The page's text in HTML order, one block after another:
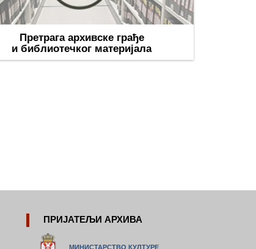
Претрага архивске грађе
и библиотечког материјала
ПРИЈАТЕЉИ АРХИВА
МИНИСТАРСТВО КУЛТУРЕ